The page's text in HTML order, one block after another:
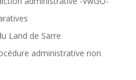
Land de Sarre
administrative non